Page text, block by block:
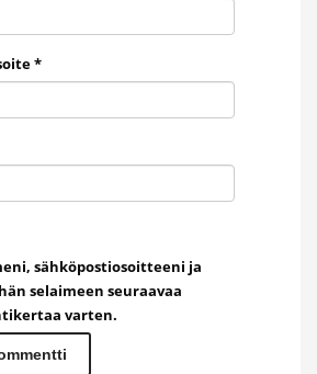
*
sähköpostiosoitteeni ja
selaimeen seuraavaa
varten.